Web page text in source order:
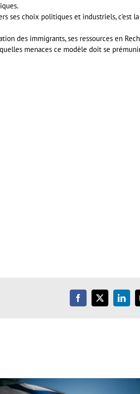
ses choix politiques et industriels, c’est la
des immigrants, ses ressources en
menaces ce modèle doit se
Facebook
X